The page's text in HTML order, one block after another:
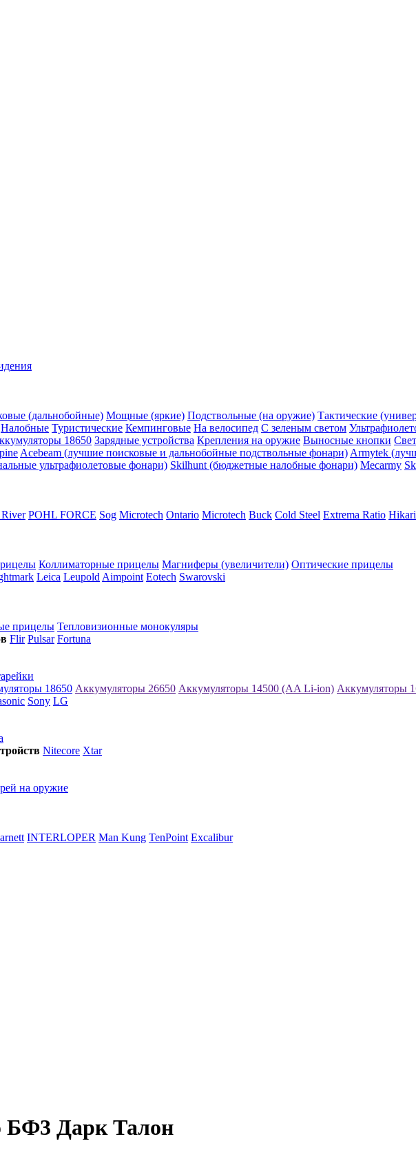
(дальнобойные) Мощные (яркие) Подствольные (на оружие) Тактические
Налобные Туристические Кемпинговые На велосипед С зеленым светом
18650 Зарядные устройства Крепления на оружие Выносные кнопки
Acebeam (лучшие поисковые и дальнобойные подствольные фонари) Armytek
ультрафиолетовые фонари) Skilhunt (бюджетные налобные фонари) Mecarmy
POHL FORCE Sog Microtech Ontario Microtech Buck Cold Steel Extrema Ratio Hikari
Коллиматорные прицелы Магниферы (увеличители) Оптические прицелы
Leica Leupold Aimpoint Eotech Swarovski
прицелы Тепловизионные монокуляры
Flir Pulsar Fortuna
18650 Аккумуляторы 26650 Аккумуляторы 14500 (AA Li-ion) Аккумуляторы
Sony LG
Nitecore Xtar
на оружие
INTERLOPER Man Kung TenPoint Excalibur
БФ3 Дарк Талон